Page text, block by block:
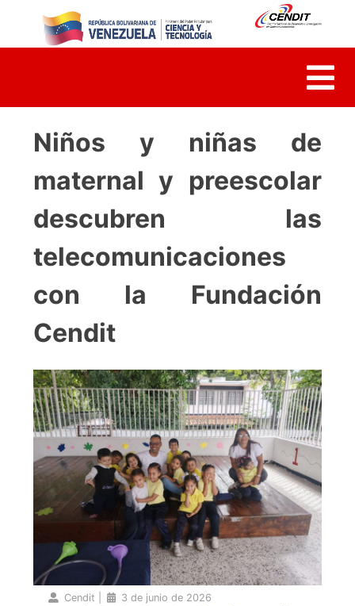
content
Niños y niñas de
maternal y preescolar
descubren las
telecomunicaciones
con la Fundación
Cendit
Cendit
3 de junio de 2026